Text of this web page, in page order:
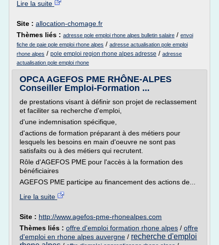
Lire la suite
Site : allocation-chomage.fr
Thèmes liés : adresse pole emploi rhone alpes bulletin salaire / envoi
fiche de paie pole emploi rhone alpes / adresse actualisation pole emploi
rhone alpes / pole emploi region rhone alpes adresse / adresse
actualisation pole emploi rhone
OPCA AGEFOS PME RHÔNE-ALPES
Conseiller Emploi-Formation ...
de prestations visant à définir son projet de reclassement
et faciliter sa recherche d'emploi,
d'une indemnisation spécifique,
d'actions de formation préparant à des métiers pour
lesquels les besoins en main d'oeuvre ne sont pas
satisfaits ou à des métiers qui recrutent.
Rôle d'AGEFOS PME pour l'accès à la formation des
bénéficiaires
AGEFOS PME participe au financement des actions de...
Lire la suite
Site : http://www.agefos-pme-rhonealpes.com
Thèmes liés : offre d'emploi formation rhone alpes / offre
d'emploi en rhone alpes auvergne / recherche d'emploi